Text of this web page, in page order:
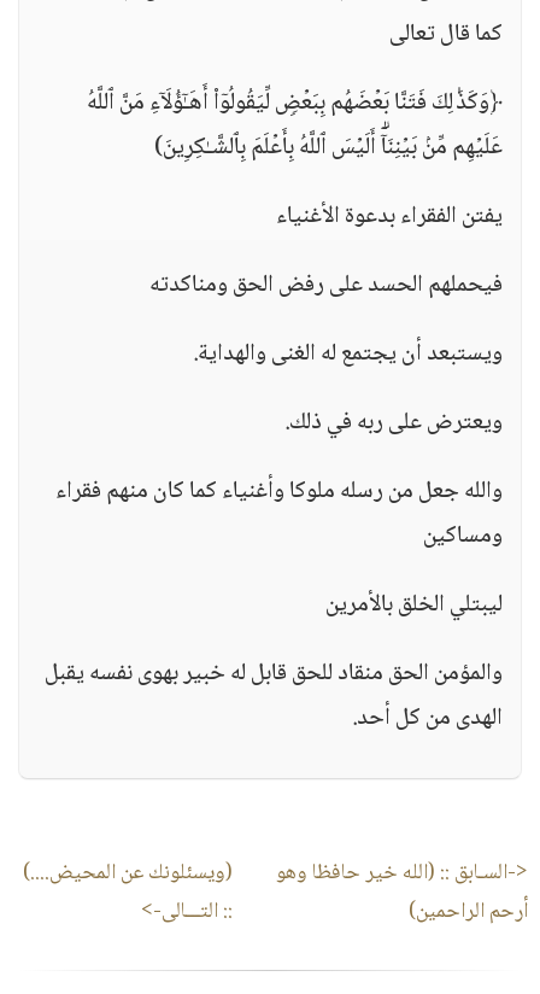
كما قال تعالى
﴿وَكَذَ ٰ⁠لِكَ فَتَنَّا بَعۡضَهُم بِبَعۡضࣲ لِّیَقُولُوۤا۟ أَهَـٰۤؤُلَاۤءِ مَنَّ ٱللَّهُ
عَلَیۡهِم مِّنۢ بَیۡنِنَاۤۗ أَلَیۡسَ ٱللَّهُ بِأَعۡلَمَ بِٱلشَّـٰكِرِینَ)
يفتن الفقراء بدعوة الأغنياء
فيحملهم الحسد على رفض الحق ومناكدته
ويستبعد أن يجتمع له الغنى والهداية.
ويعترض على ربه في ذلك.
والله جعل من رسله ملوكا وأغنياء كما كان منهم فقراء
ومساكين
ليبتلي الخلق بالأمرين
والمؤمن الحق منقاد للحق قابل له خبير بهوى نفسه يقبل
الهدى من كل أحد.
<-السـابق :: (الله خير حافظا وهو
أرحم الراحمين)
(ويسئلونك عن المحيض....)
:: التـــالى->